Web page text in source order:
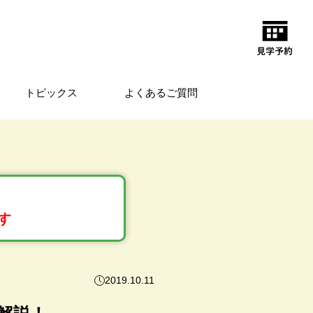
トピックス よくあるご質問
2019.10.11